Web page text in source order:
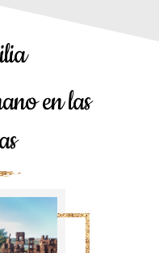
en las